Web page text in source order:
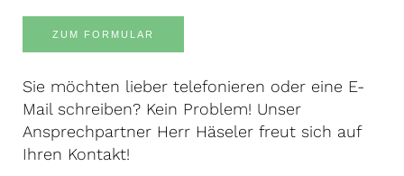
ZUM FORMULAR
Sie möchten lieber telefonieren oder eine E-
Mail schreiben? Kein Problem! Unser
Ansprechpartner Herr Häseler freut sich auf
Ihren Kontakt!